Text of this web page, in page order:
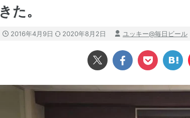
きた。
2016年4月9日 2020年8月2日 ユッキー@毎日ビール